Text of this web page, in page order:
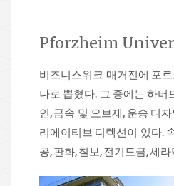
Pforzheim
비즈니스위크 매거진에 포
나로 뽑혔다. 그 중에는 하
인, 금속 및 오브제, 운송 디
리에이티브 디렉션이 있다.
공, 판화, 칠보, 전기도금, 세